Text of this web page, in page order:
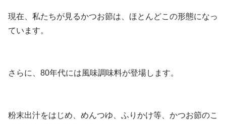
現在、私たちが見るかつお節は、ほとんどこの形態になっ
ています。
さらに、80年代には風味調味料が登場します。
粉末出汁をはじめ、めんつゆ、ふりかけ等、かつお節のこ